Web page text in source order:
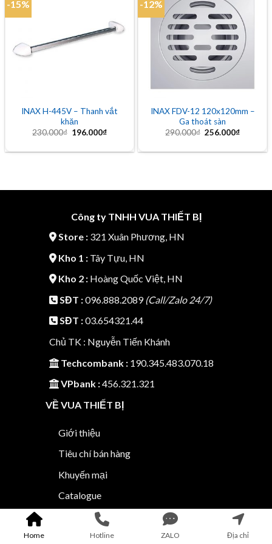
-15%
Add to
wishlist
INAX H-445V – Thanh vắt
khăn
230.000₫ Giá
230.000₫.
196.000₫Giá
là:
-12%
Add to
wishlist
INAX FDV-12 120x120mm –
Ga thoát sàn
290.000₫ Giá
290.000₫.
256.000₫Giá
là:
Công ty TNHH VUA THIẾT BỊ
Store :321 Xuân Phương, HN
Kho 1 :Tây Tựu, HN
Kho 2 :Hoàng Quốc Việt, HN
SĐT :096.888.2089 (Call/Zalo 24/7)
SĐT :03.654321.44
Chủ TK : Nguyễn Tiến Khánh
Techcombank :190.345.483.070.18
VPbank :456.321.321
VỀ VUA THIẾT BỊ
Giới thiệu
Tiêu chí bán hàng
Khuyến mại
Catalogue
Tư vấn sản phẩm
CHĂM SÓC KHÁCH HÀNG
Home Hotline ZALO Địa chỉ